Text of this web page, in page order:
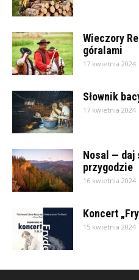
Wieczory
góralami
17 kwietnia 2024
Słownik
17 kwietnia 2024
Nosal — daj
przygodzie
16 kwietnia 2024
Koncert
15 kwietnia 2024